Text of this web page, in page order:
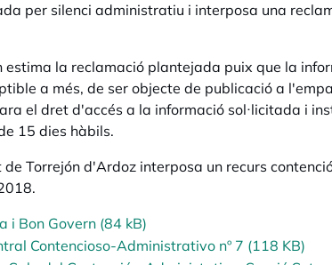
per silenci administratiu i interposa una
estima la reclamació plantejada puix que la
a més, de ser objecte de publicació a
el dret d'accés a la informació sol·licitada i
15 dies hàbils.
Torrejón d'Ardoz interposa un recurs
i Bon Govern (84 kB)
Contencioso-Administrativo nº 7 (118 KB)